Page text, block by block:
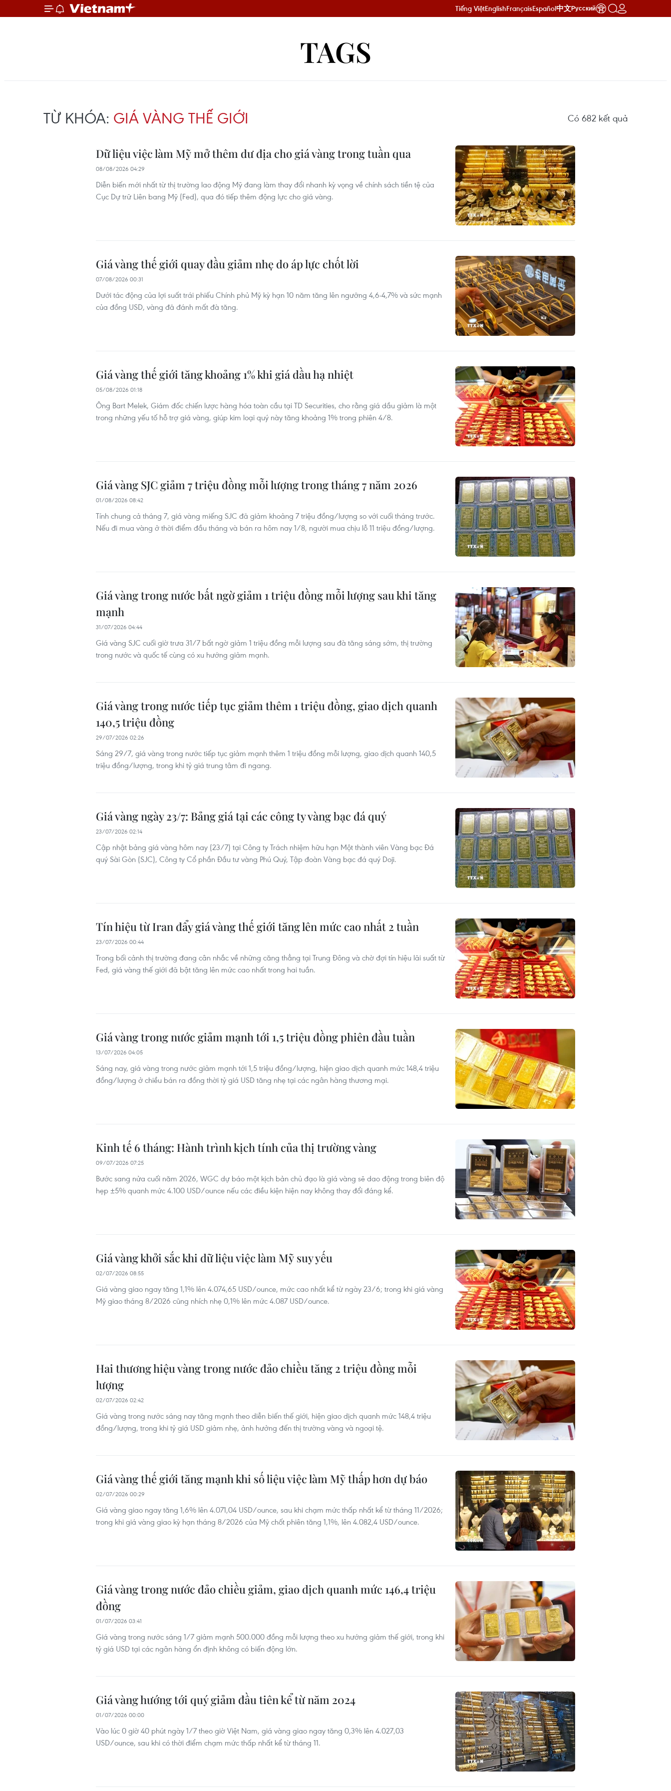
Tiếng ViệtEnglishFrançaisEspañol中文Русский
TAGS
TỪ KHÓA: GIÁ VÀNG THẾ GIỚI Có 682 kết quả
Dữ liệu việc làm Mỹ mở thêm dư địa cho giá vàng trong tuần qua
08/08/2026 04:29
Diễn biến mới nhất từ thị trường lao động Mỹ đang làm thay đổi nhanh kỳ vọng về chính sách tiền tệ của
Cục Dự trữ Liên bang Mỹ (Fed), qua đó tiếp thêm động lực cho giá vàng.
Giá vàng thế giới quay đầu giảm nhẹ do áp lực chốt lời
07/08/2026 00:31
Dưới tác động của lợi suất trái phiếu Chính phủ Mỹ kỳ hạn 10 năm tăng lên ngưỡng 4,6-4,7% và sức mạnh
của đồng USD, vàng đã đánh mất đà tăng.
Giá vàng thế giới tăng khoảng 1% khi giá dầu hạ nhiệt
05/08/2026 01:18
Ông Bart Melek, Giám đốc chiến lược hàng hóa toàn cầu tại TD Securities, cho rằng giá dầu giảm là một
trong những yếu tố hỗ trợ giá vàng, giúp kim loại quý này tăng khoảng 1% trong phiên 4/8.
Giá vàng SJC giảm 7 triệu đồng mỗi lượng trong tháng 7 năm 2026
01/08/2026 08:42
Tính chung cả tháng 7, giá vàng miếng SJC đã giảm khoảng 7 triệu đồng/lượng so với cuối tháng trước.
Nếu đi mua vàng ở thời điểm đầu tháng và bán ra hôm nay 1/8, người mua chịu lỗ 11 triệu đồng/lượng.
Giá vàng trong nước bất ngờ giảm 1 triệu đồng mỗi lượng sau khi tăng
mạnh
31/07/2026 04:44
Giá vàng SJC cuối giờ trưa 31/7 bất ngờ giảm 1 triệu đồng mỗi lượng sau đà tăng sáng sớm, thị trường
trong nước và quốc tế cùng có xu hướng giảm mạnh.
Giá vàng trong nước tiếp tục giảm thêm 1 triệu đồng, giao dịch quanh
140,5 triệu đồng
29/07/2026 02:26
Sáng 29/7, giá vàng trong nước tiếp tục giảm mạnh thêm 1 triệu đồng mỗi lượng, giao dịch quanh 140,5
triệu đồng/lượng, trong khi tỷ giá trung tâm đi ngang.
Giá vàng ngày 23/7: Bảng giá tại các công ty vàng bạc đá quý
23/07/2026 02:14
Cập nhật bảng giá vàng hôm nay (23/7) tại Công ty Trách nhiệm hữu hạn Một thành viên Vàng bạc Đá
quý Sài Gòn (SJC), Công ty Cổ phần Đầu tư vàng Phú Quý, Tập đoàn Vàng bạc đá quý Doji.
Tín hiệu từ Iran đẩy giá vàng thế giới tăng lên mức cao nhất 2 tuần
23/07/2026 00:44
Trong bối cảnh thị trường đang cân nhắc về những căng thẳng tại Trung Đông và chờ đợi tín hiệu lãi suất từ
Fed, giá vàng thế giới đã bật tăng lên mức cao nhất trong hai tuần.
Giá vàng trong nước giảm mạnh tới 1,5 triệu đồng phiên đầu tuần
13/07/2026 04:05
Sáng nay, giá vàng trong nước giảm mạnh tới 1,5 triệu đồng/lượng, hiện giao dịch quanh mức 148,4 triệu
đồng/lượng ở chiều bán ra đồng thời tỷ giá USD tăng nhẹ tại các ngân hàng thương mại.
Kinh tế 6 tháng: Hành trình kịch tính của thị trường vàng
09/07/2026 07:25
Bước sang nửa cuối năm 2026, WGC dự báo một kịch bản chủ đạo là giá vàng sẽ dao động trong biên độ
hẹp ±5% quanh mức 4.100 USD/ounce nếu các điều kiện hiện nay không thay đổi đáng kể.
Giá vàng khởi sắc khi dữ liệu việc làm Mỹ suy yếu
02/07/2026 08:55
Giá vàng giao ngay tăng 1,1% lên 4.074,65 USD/ounce, mức cao nhất kể từ ngày 23/6; trong khi giá vàng
Mỹ giao tháng 8/2026 cũng nhích nhẹ 0,1% lên mức 4.087 USD/ounce.
Hai thương hiệu vàng trong nước đảo chiều tăng 2 triệu đồng mỗi
lượng
02/07/2026 02:42
Giá vàng trong nước sáng nay tăng mạnh theo diễn biến thế giới, hiện giao dịch quanh mức 148,4 triệu
đồng/lượng, trong khi tỷ giá USD giảm nhẹ, ảnh hưởng đến thị trường vàng và ngoại tệ.
Giá vàng thế giới tăng mạnh khi số liệu việc làm Mỹ thấp hơn dự báo
02/07/2026 00:29
Giá vàng giao ngay tăng 1,6% lên 4.071,04 USD/ounce, sau khi chạm mức thấp nhất kể từ tháng 11/2026;
trong khi giá vàng giao kỳ hạn tháng 8/2026 của Mỹ chốt phiên tăng 1,1%, lên 4.082,4 USD/ounce.
Giá vàng trong nước đảo chiều giảm, giao dịch quanh mức 146,4 triệu
đồng
01/07/2026 03:41
Giá vàng trong nước sáng 1/7 giảm mạnh 500.000 đồng mỗi lượng theo xu hướng giảm thế giới, trong khi
tỷ giá USD tại các ngân hàng ổn định không có biến động lớn.
Giá vàng hướng tới quý giảm đầu tiên kể từ năm 2024
01/07/2026 00:00
Vào lúc 0 giờ 40 phút ngày 1/7 theo giờ Việt Nam, giá vàng giao ngay tăng 0,3% lên 4.027,03
USD/ounce, sau khi có thời điểm chạm mức thấp nhất kể từ tháng 11.